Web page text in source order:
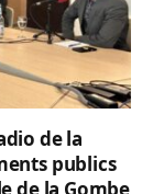
de la
publics
de la Gombe